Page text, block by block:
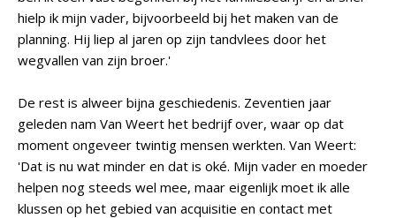
hielp ik mijn vader, bijvoorbeeld bij het maken van de
planning. Hij liep al jaren op zijn tandvlees door het
wegvallen van zijn broer.'
De rest is alweer bijna geschiedenis. Zeventien jaar
geleden nam Van Weert het bedrijf over, waar op dat
moment ongeveer twintig mensen werkten. Van Weert:
'Dat is nu wat minder en dat is oké. Mijn vader en moeder
helpen nog steeds wel mee, maar eigenlijk moet ik alle
klussen op het gebied van acquisitie en contact met